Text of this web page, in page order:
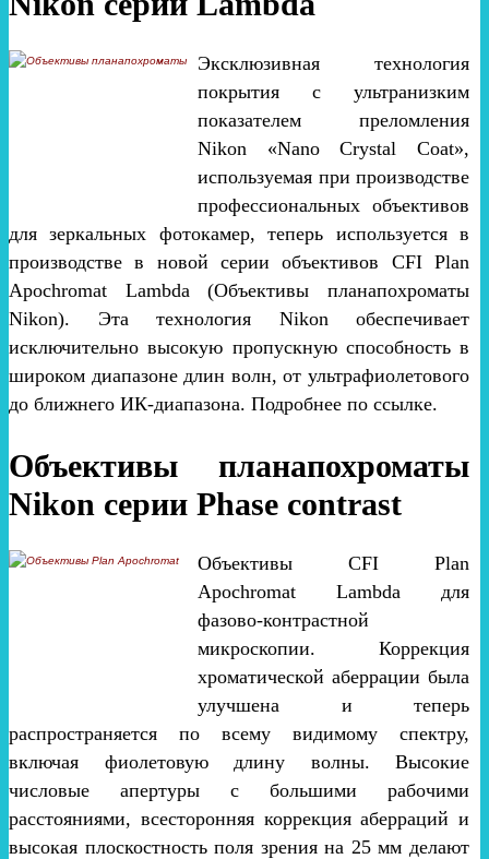
Эксклюзивная технология
покрытия с ультранизким
показателем преломления
Nikon «Nano Crystal Coat»,
используемая при производстве
профессиональных объективов
для зеркальных фотокамер, теперь используется в
производстве в новой серии объективов CFI Plan
Apochromat Lambda (Объективы планапохроматы
Nikon). Эта технология Nikon обеспечивает
исключительно высокую пропускную способность в
широком диапазоне длин волн, от ультрафиолетового
до ближнего ИК-диапазона. Подробнее по ссылке.
Объективы планапохроматы
Nikon серии Phase contrast
Объективы CFI Plan
Apochromat Lambda для
фазово-контрастной
микроскопии. Коррекция
хроматической аберрации была
улучшена и теперь
распространяется по всему видимому спектру,
включая фиолетовую длину волны. Высокие
числовые апертуры с большими рабочими
расстояниями, всесторонняя коррекция аберраций и
высокая плоскостность поля зрения на 25 мм делают